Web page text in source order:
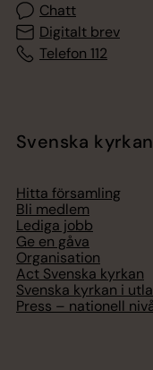
Chatt
Digitalt brev
Telefon 112
Svenska kyrkan
Hitta församling
Bli medlem
Lediga jobb
Ge en gåva
Organisation
Act Svenska kyrkan
Svenska kyrkan i
Press – nationell